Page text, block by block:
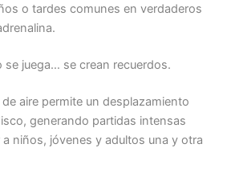
o tardes comunes en verdaderos
se juega… se crean recuerdos.
aire permite un desplazamiento
generando partidas intensas
niños, jóvenes y adultos una y otra